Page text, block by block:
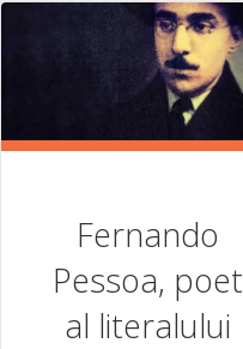
Fernando
Pessoa, poet
al literalului